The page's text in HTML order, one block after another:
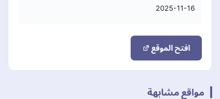
2025-11-16
افتح الموقع
مواقع مشابهة